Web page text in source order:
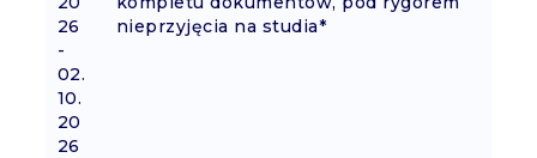
26
-
02.
10.
20
26
nieprzyjęcia na studia*